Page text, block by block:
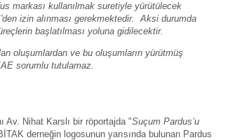
markası kullanılmak suretiyle yürütülecek
izin alınması gerekmektedir. Aksi durumda
başlatılması yoluna gidilecektir.
oluşumlardan ve bu oluşumların yürütmüş
sorumlu tutulamaz.
Av. Nihat Karslı bir röportajda "Suçum Pardus’u
derneğin logosunun yarısında bulunan Pardus